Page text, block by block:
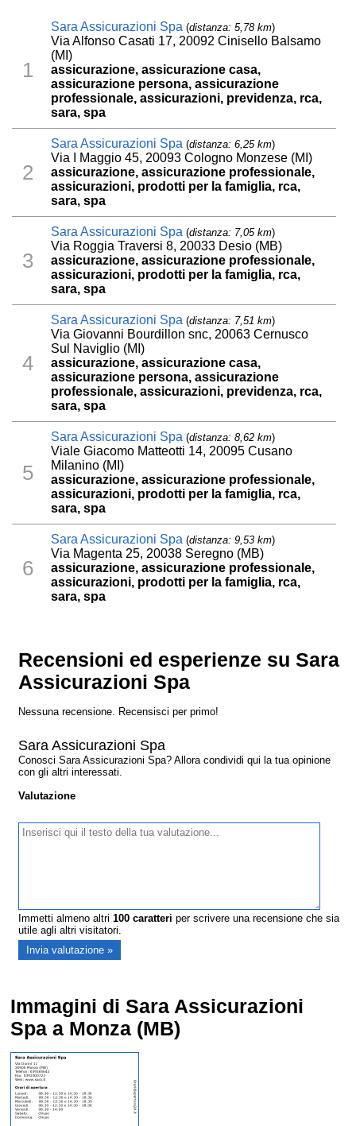
1
Sara Assicurazioni Spa (distanza: 5,78 km)
Via Alfonso Casati 17, 20092 Cinisello Balsamo
(MI)
assicurazione, assicurazione casa,
assicurazione persona, assicurazione
professionale, assicurazioni, previdenza, rca,
sara, spa
2
Sara Assicurazioni Spa (distanza: 6,25 km)
Via I Maggio 45, 20093 Cologno Monzese (MI)
assicurazione, assicurazione professionale,
assicurazioni, prodotti per la famiglia, rca,
sara, spa
3
Sara Assicurazioni Spa (distanza: 7,05 km)
Via Roggia Traversi 8, 20033 Desio (MB)
assicurazione, assicurazione professionale,
assicurazioni, prodotti per la famiglia, rca,
sara, spa
4
Sara Assicurazioni Spa (distanza: 7,51 km)
Via Giovanni Bourdillon snc, 20063 Cernusco
Sul Naviglio (MI)
assicurazione, assicurazione casa,
assicurazione persona, assicurazione
professionale, assicurazioni, previdenza, rca,
sara, spa
5
Sara Assicurazioni Spa (distanza: 8,62 km)
Viale Giacomo Matteotti 14, 20095 Cusano
Milanino (MI)
assicurazione, assicurazione professionale,
assicurazioni, prodotti per la famiglia, rca,
sara, spa
6
Sara Assicurazioni Spa (distanza: 9,53 km)
Via Magenta 25, 20038 Seregno (MB)
assicurazione, assicurazione professionale,
assicurazioni, prodotti per la famiglia, rca,
sara, spa
Recensioni ed esperienze su Sara
Assicurazioni Spa
Nessuna recensione. Recensisci per primo!
Sara Assicurazioni Spa
Conosci Sara Assicurazioni Spa? Allora condividi qui la tua opinione
con gli altri interessati.
Valutazione
Immetti almeno altri100 caratteri per scrivere una recensione che sia
utile agli altri visitatori.
Immagini di Sara Assicurazioni
Spa a Monza (MB)